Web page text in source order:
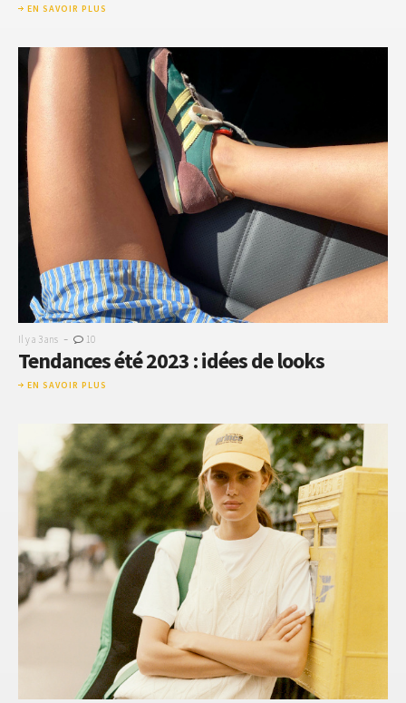
EN SAVOIR PLUS
Il y a 3 ans - 10
Tendances été 2023 : idées de looks
EN SAVOIR PLUS